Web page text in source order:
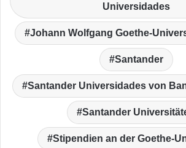
Universidades
Johann Wolfgang Goethe-
Santander
Santander Universidades von
Santander
Stipendien an der Goethe-